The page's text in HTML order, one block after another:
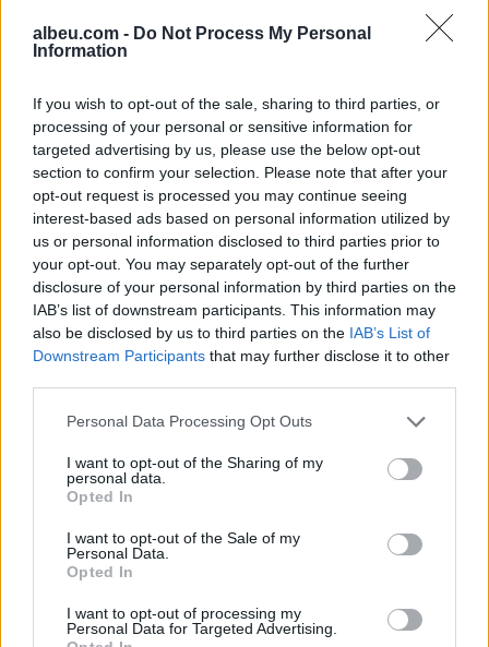
albeu.com - Do Not Process My Personal
Information
If you wish to opt-out of the sale, sharing to third parties, or
processing of your personal or sensitive information for
targeted advertising by us, please use the below opt-out
section to confirm your selection. Please note that after your
opt-out request is processed you may continue seeing
interest-based ads based on personal information utilized by
us or personal information disclosed to third parties prior to
your opt-out. You may separately opt-out of the further
disclosure of your personal information by third parties on the
IAB’s list of downstream participants. This information may
also be disclosed by us to third parties on the IAB’s List of
Downstream Participants that may further disclose it to other
Personal Data Processing Opt Outs
I want to opt-out of the Sharing of my
personal data.
Opted In
I want to opt-out of the Sale of my
Personal Data.
Opted In
I want to opt-out of processing my
Personal Data for Targeted Advertising.
shoqërim afatgjatë
Esim for Global
Esim for USA | Esim for Italy Esim for Spain|Esim
for Turkey|Esim for Germany|Esim for Greece|